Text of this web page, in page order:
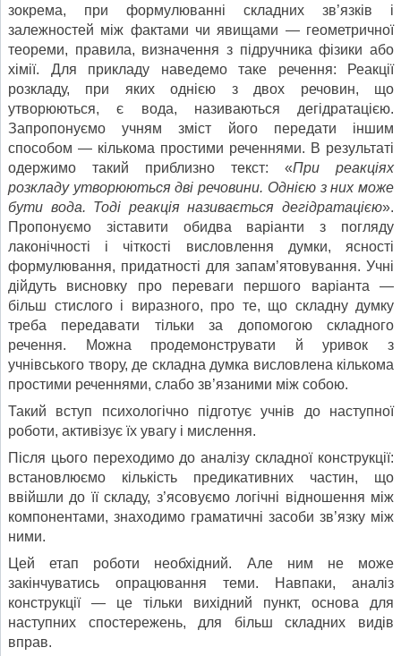
зокрема, при формулюванні складних зв’язків і
залежностей між фактами чи явищами — геометричної
теореми, правила, визначення з підручника фізики або
хімії. Для прикладу наведемо таке речення: Реакції
розкладу, при яких однією з двох речовин, що
утворюються, є вода, називаються дегідратацією.
Запропонуємо учням зміст його передати іншим
способом — кількома простими реченнями. В результаті
одержимо такий приблизно текст: «При реакціях
розкладу утворюються дві речовини. Однією з них може
бути вода. Тоді реакція називається дегідратацією».
Пропонуємо зіставити обидва варіанти з погляду
лаконічності і чіткості висловлення думки, ясності
формулювання, придатності для запам’ятовування. Учні
дійдуть висновку про переваги першого варіанта —
більш стислого і виразного, про те, що складну думку
треба передавати тільки за допомогою складного
речення. Можна продемонструвати й уривок з
учнівського твору, де складна думка висловлена кількома
простими реченнями, слабо зв’язаними між собою.
Такий вступ психологічно підготує учнів до наступної
роботи, активізує їх увагу і мислення.
Після цього переходимо до аналізу складної конструкції:
встановлюємо кількість предикативних частин, що
ввійшли до її складу, з’ясовуємо логічні відношення між
компонентами, знаходимо граматичні засоби зв’язку між
ними.
Цей етап роботи необхідний. Але ним не може
закінчуватись опрацювання теми. Навпаки, аналіз
конструкції — це тільки вихідний пункт, основа для
наступних спостережень, для більш складних видів
вправ.